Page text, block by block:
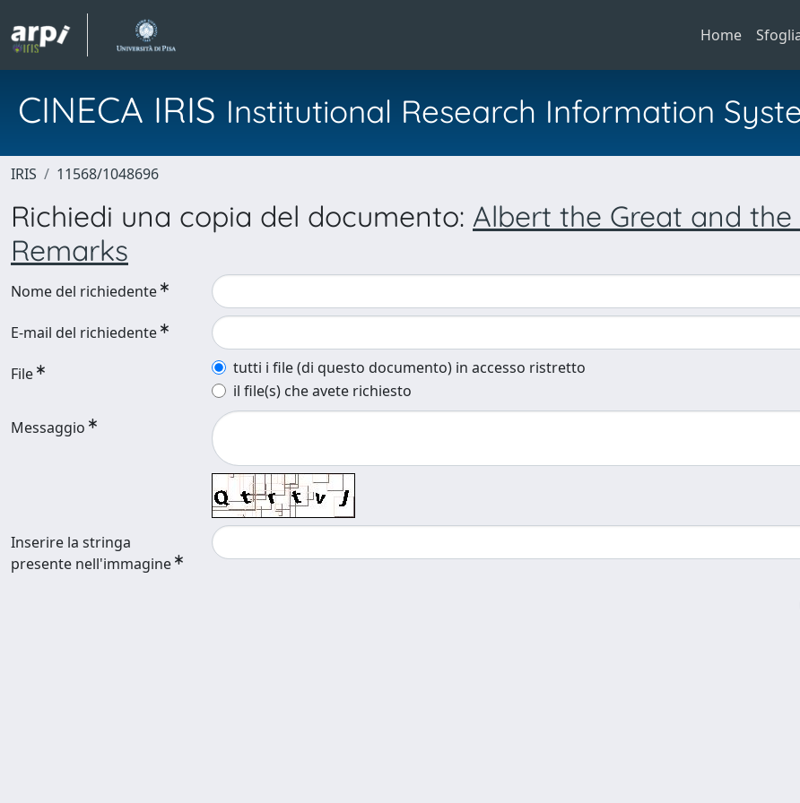
Home
CINECA IRIS Institutional Research Information
IRIS 11568/1048696
Richiedi una copia del documento: Albert the Great and
Remarks
Nome del richiedente
E-mail del richiedente
File
tutti i file (di questo documento) in accesso ristretto
il file(s) che avete richiesto
Messaggio
Inserire la stringa
presente nell'immagine